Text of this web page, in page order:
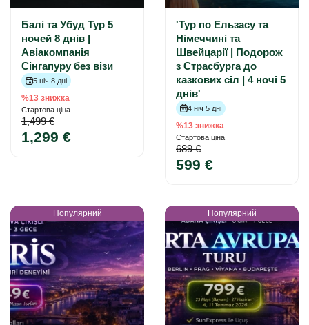
Балі та Убуд Тур 5
ночей 8 днів |
Авіакомпанія
Сінгапуру без візи
5 ніч 8 дні
%13 знижка
Стартова ціна
1,499 €
1,299 €
'Тур по Ельзасу та
Німеччині та
Швейцарії | Подорож
з Страсбурга до
казкових сіл | 4 ночі 5
днів'
4 ніч 5 дні
%13 знижка
Стартова ціна
689 €
599 €
Популярний Популярний